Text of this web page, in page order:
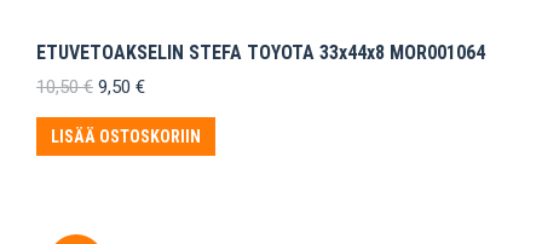
ETUVETOAKSELIN STEFA TOYOTA 33x44x8 MOR001064
10,50€ Alkuperäinen
oli:
10,50 €.
9,50 €Nykyinen
on:
9,50 €.
LISÄÄ OSTOSKORIIN